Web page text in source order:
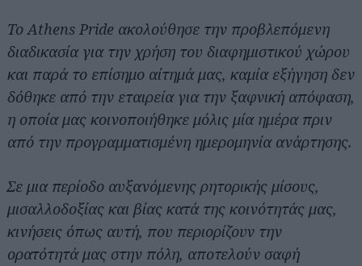
Το Athens Pride ακολούθησε την προβλεπόμενη
διαδικασία για την χρήση του διαφημιστικού χώρου
και παρά το επίσημο αίτημά μας, καμία εξήγηση δεν
δόθηκε από την εταιρεία για την ξαφνική απόφαση,
η οποία μας κοινοποιήθηκε μόλις μία ημέρα πριν
από την προγραμματισμένη ημερομηνία ανάρτησης.
Σε μια περίοδο αυξανόμενης ρητορικής μίσους,
μισαλλοδοξίας και βίας κατά της κοινότητάς μας,
κινήσεις όπως αυτή, που περιορίζουν την
ορατότητά μας στην πόλη, αποτελούν σαφή